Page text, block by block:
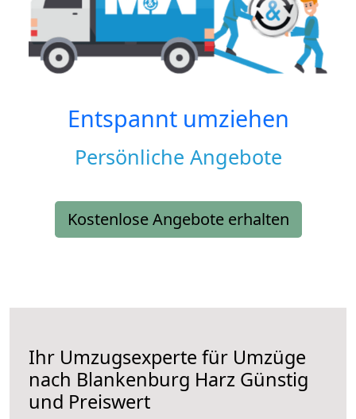
Entspannt umziehen
Persönliche Angebote
Kostenlose Angebote erhalten
Ihr Umzugsexperte für Umzüge
nach Blankenburg Harz Günstig
und Preiswert